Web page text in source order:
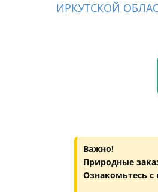
ИРКУТСКОЙ
Важно!
Природные
Ознакомьтесь